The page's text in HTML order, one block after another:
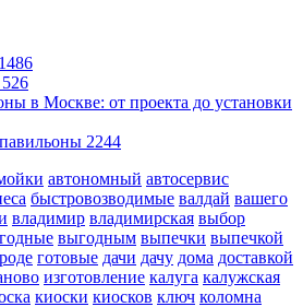
1486
526
в Москве: от проекта до установки
2244
автономный автосервис
быстровозводимые валдай вашего
владимир владимирская выбор
выгодным выпечки выпечкой
готовые дачи дачу дома доставкой
изготовление калуга калужская
киоски киосков ключ коломна